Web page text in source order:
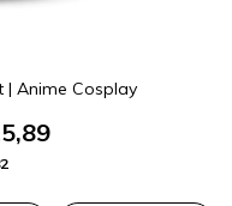
| Anime Cosplay